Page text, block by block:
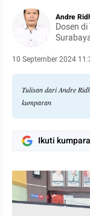
Andre
Dosen
10 September 2024
Tulisan dari Andre
kumparan
Ikuti